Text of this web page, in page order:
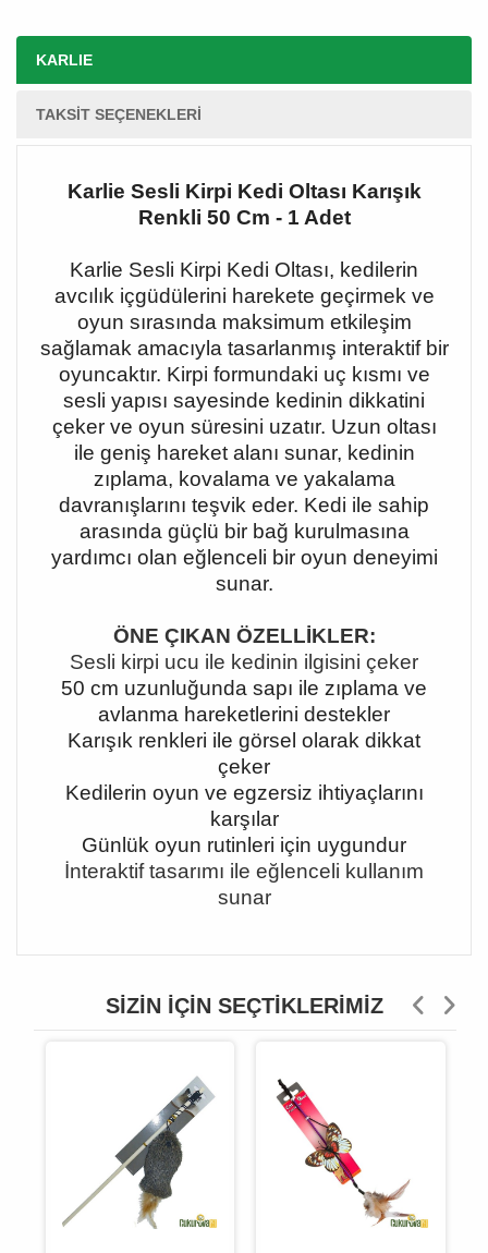
KARLIE
TAKSIT SEÇENEKLERI
Karlie Sesli Kirpi Kedi Oltası Karışık
Renkli 50 Cm - 1 Adet
Karlie Sesli Kirpi Kedi Oltası, kedilerin
avcılık içgüdülerini harekete geçirmek ve
oyun sırasında maksimum etkileşim
sağlamak amacıyla tasarlanmış interaktif bir
oyuncaktır. Kirpi formundaki uç kısmı ve
sesli yapısı sayesinde kedinin dikkatini
çeker ve oyun süresini uzatır. Uzun oltası
ile geniş hareket alanı sunar, kedinin
zıplama, kovalama ve yakalama
davranışlarını teşvik eder. Kedi ile sahip
arasında güçlü bir bağ kurulmasına
yardımcı olan eğlenceli bir oyun deneyimi
sunar.
ÖNE ÇIKAN ÖZELLİKLER:
Sesli kirpi ucu ile kedinin ilgisini çeker
50 cm uzunluğunda sapı ile zıplama ve
avlanma hareketlerini destekler
Karışık renkleri ile görsel olarak dikkat
çeker
Kedilerin oyun ve egzersiz ihtiyaçlarını
karşılar
Günlük oyun rutinleri için uygundur
İnteraktif tasarımı ile eğlenceli kullanım
sunar
SIZIN İÇIN SEÇTIKLERIMIZ